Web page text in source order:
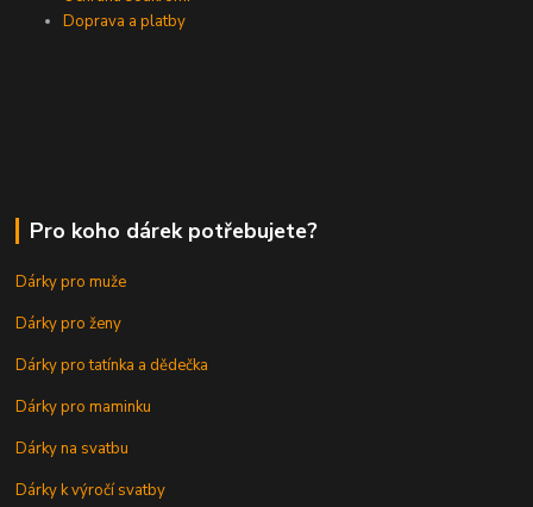
Doprava a platby
Pro koho dárek potřebujete?
Dárky pro muže
Dárky pro ženy
Dárky pro tatínka a dědečka
Dárky pro maminku
Dárky na svatbu
Dárky k výročí svatby